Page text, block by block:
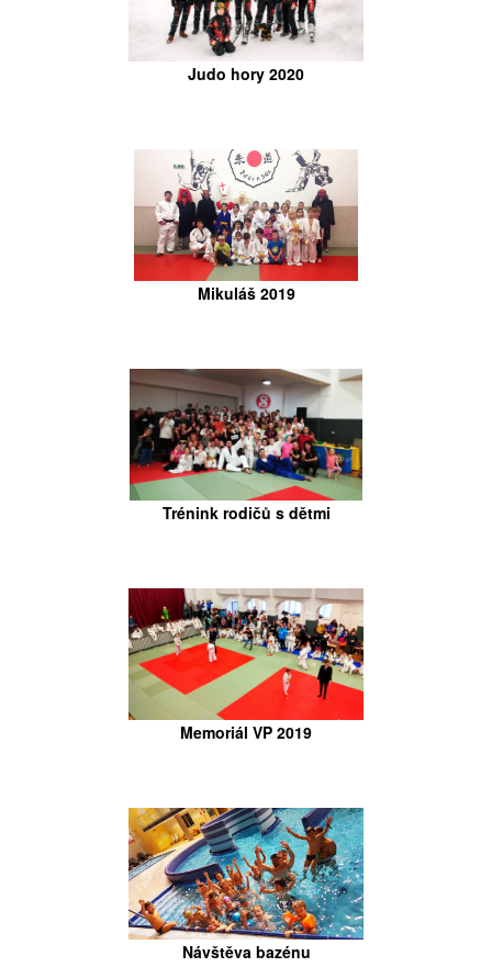
Judo hory 2020
Mikuláš 2019
Trénink rodičů s dětmi
Memoriál VP 2019
Návštěva bazénu